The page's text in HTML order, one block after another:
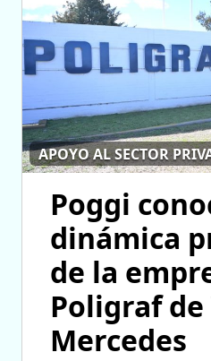
APOYO AL SECTOR
Poggi
dinámica
de la
Poligraf
Mercedes